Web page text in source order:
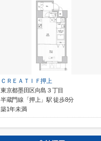
ＣＲＥＡＴＩＦ押上
東京都墨田区向島３丁目
半蔵門線「押上」駅 徒歩8分
築1年未満